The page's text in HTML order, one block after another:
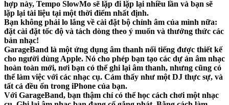
hợp này, Tempo SlowMo sẽ lặp đi lặp lại nhiều lần và bạn sẽ
lặp lại tài liệu tại một thời điểm nhất định.
Bạn không phải lo lắng về cài đặt bộ chỉnh âm của mình nữa:
đặt cài đặt tốc độ và tách dòng theo ý muốn và thưởng thức các
bản nhạc!
GarageBand là một ứng dụng âm thanh nổi tiếng được thiết kế
cho người dùng Apple. Nó cho phép bạn tạo các dự án âm nhạc
hoàn toàn mới, nơi bạn có thể ghi lại âm thanh, nhưng cũng có
thể làm việc với các nhạc cụ. Cảm thấy như một DJ thực sự, và
tất cả đều ổn trong iPhone của bạn.
Với GarageBand, bạn thậm chí có thể học cách chơi một nhạc